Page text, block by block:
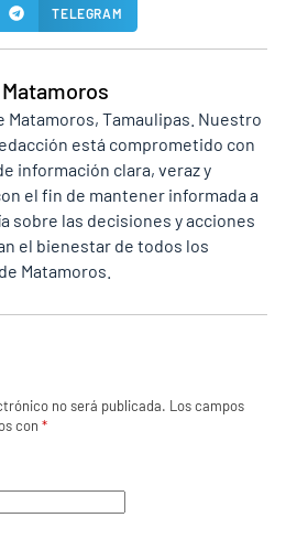
TELEGRAM
Matamoros, Tamaulipas. Nuestro
está comprometido con
información clara, veraz y
el fin de mantener informada a
sobre las decisiones y acciones
el bienestar de todos los
Matamoros.
no será publicada. Los campos
con *